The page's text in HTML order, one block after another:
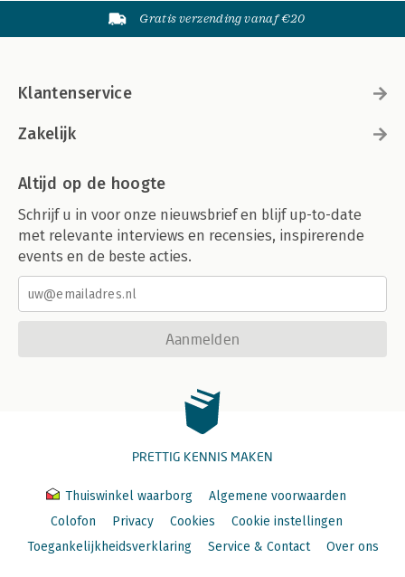
Gratis verzending vanaf €20
Klantenservice
Zakelijk
Altijd op de hoogte
Schrijf u in voor onze nieuwsbrief en blijf up-to-date
met relevante interviews en recensies, inspirerende
events en de beste acties.
Aanmelden
PRETTIG KENNIS MAKEN
Thuiswinkel waarborg
Algemene voorwaarden
Colofon
Privacy Cookies
Cookie instellingen
Toegankelijkheidsverklaring
Service & Contact Over ons